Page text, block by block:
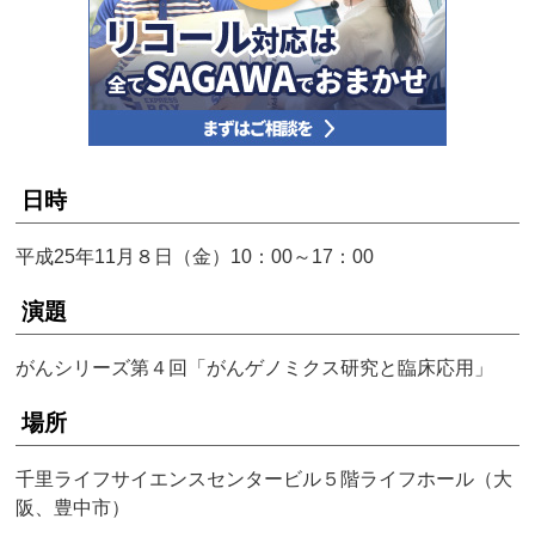
日時
平成25年11月８日（金）10：00～17：00
演題
がんシリーズ第４回「がんゲノミクス研究と臨床応用」
場所
千里ライフサイエンスセンタービル５階ライフホール（大
阪、豊中市）